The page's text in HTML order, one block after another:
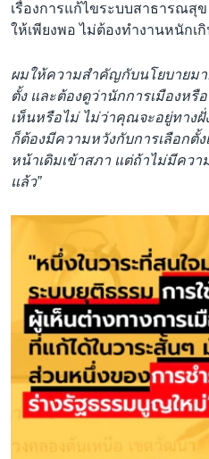
เรื่องการแก้ไขระบบสาธารณสุ
ให้เพียงพอ ไม่ต้องทำงานหนักเกิ
ผมให้ความสำคัญกับนโยบายม
ตั้ง และต้องดูว่านักการเมืองหรื
เห็นหรือไม่ ไม่ว่าคุณจะอยู่ทาง
ก็ต้องมีความหวังกับการเลือกตั้
หน้าเดิมเข้าสภา แต่ถ้าไม่มีควา
แล้ว”